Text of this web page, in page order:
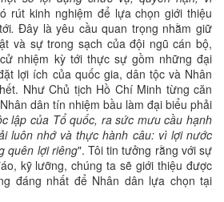
rút kinh nghiệm để lựa chọn giới thiệu
. Đây là yêu cầu quan trọng nhằm giữ
và sự trong sạch của đội ngũ cán bộ,
nhiệm kỳ tới thực sự gồm những đại
lợi ích của quốc gia, dân tộc và Nhân
Như Chủ tịch Hồ Chí Minh từng căn
dân tín nhiệm bầu làm đại biểu phải
lập của Tổ quốc, ra sức mưu cầu hạnh
luôn nhớ và thực hành câu: vì lợi nước
quên lợi riêng". Tôi tin tưởng rằng với sự
kỹ lưỡng, chúng ta sẽ giới thiệu được
đáng nhất để Nhân dân lựa chọn tại